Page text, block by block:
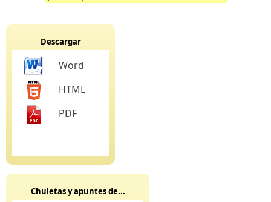
Descargar
Word
HTML
PDF
Chuletas y apuntes de...